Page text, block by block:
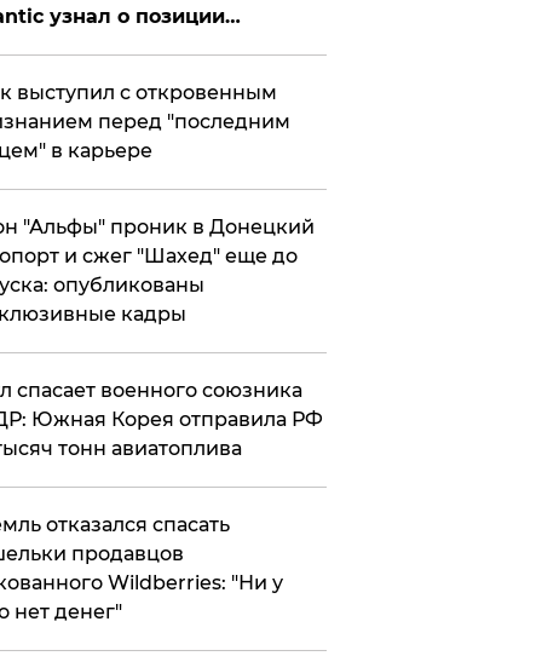
узнал о позиции
выступил с откровенным
перед "последним
в карьере
"Альфы" проник в Донецкий
и сжег "Шахед" еще до
опубликованы
кадры
спасает военного союзника
Южная Корея отправила РФ
тонн авиатоплива
отказался спасать
продавцов
Wildberries: "Ни у
нет денег"